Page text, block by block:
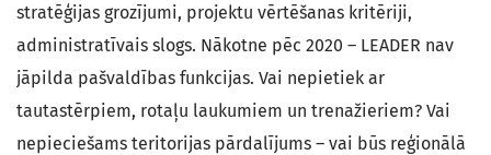
stratēģijas grozījumi, projektu vērtēšanas kritēriji,
administratīvais slogs. Nākotne pēc 2020 – LEADER nav
jāpilda pašvaldības funkcijas. Vai nepietiek ar
tautastērpiem, rotaļu laukumiem un trenažieriem? Vai
nepieciešams teritorijas pārdalījums – vai būs reģionālā